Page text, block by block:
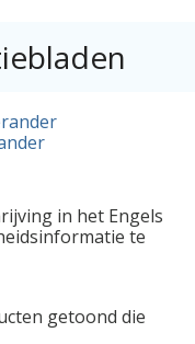
in het Engels
te
getoond die